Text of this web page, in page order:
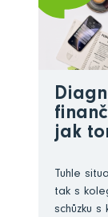
jak
Tuhle
tak s
schůzku